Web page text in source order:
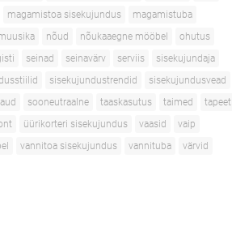
magamistoa sisekujundus
magamistuba
nõud nõukaaegne mööbel
ohutus
seinad seinavärv serviis
sisekujundaja
sisekujundustrendid
sisekujundusvead
sooneutraalne taaskasutus taimed
tapeet
üürikorteri sisekujundus vaasid
vaip
vannitoa sisekujundus vannituba
värvid